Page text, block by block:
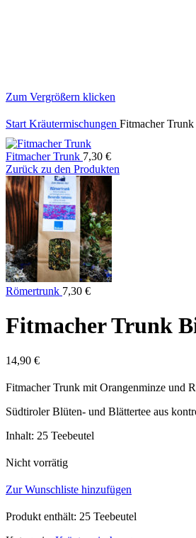
Zum Vergrößern klicken
Start Kräutermischungen Fitmacher
Fitmacher Trunk 7,30 €
Zurück zu den Produkten
Römertrunk 7,30 €
Fitmacher Trunk
14,90 €
Fitmacher Trunk mit Orangenminze und
Südtiroler Blüten- und Blättertee aus
Inhalt: 25 Teebeutel
Nicht vorrätig
Zur Wunschliste hinzufügen
Produkt enthält: 25 Teebeutel